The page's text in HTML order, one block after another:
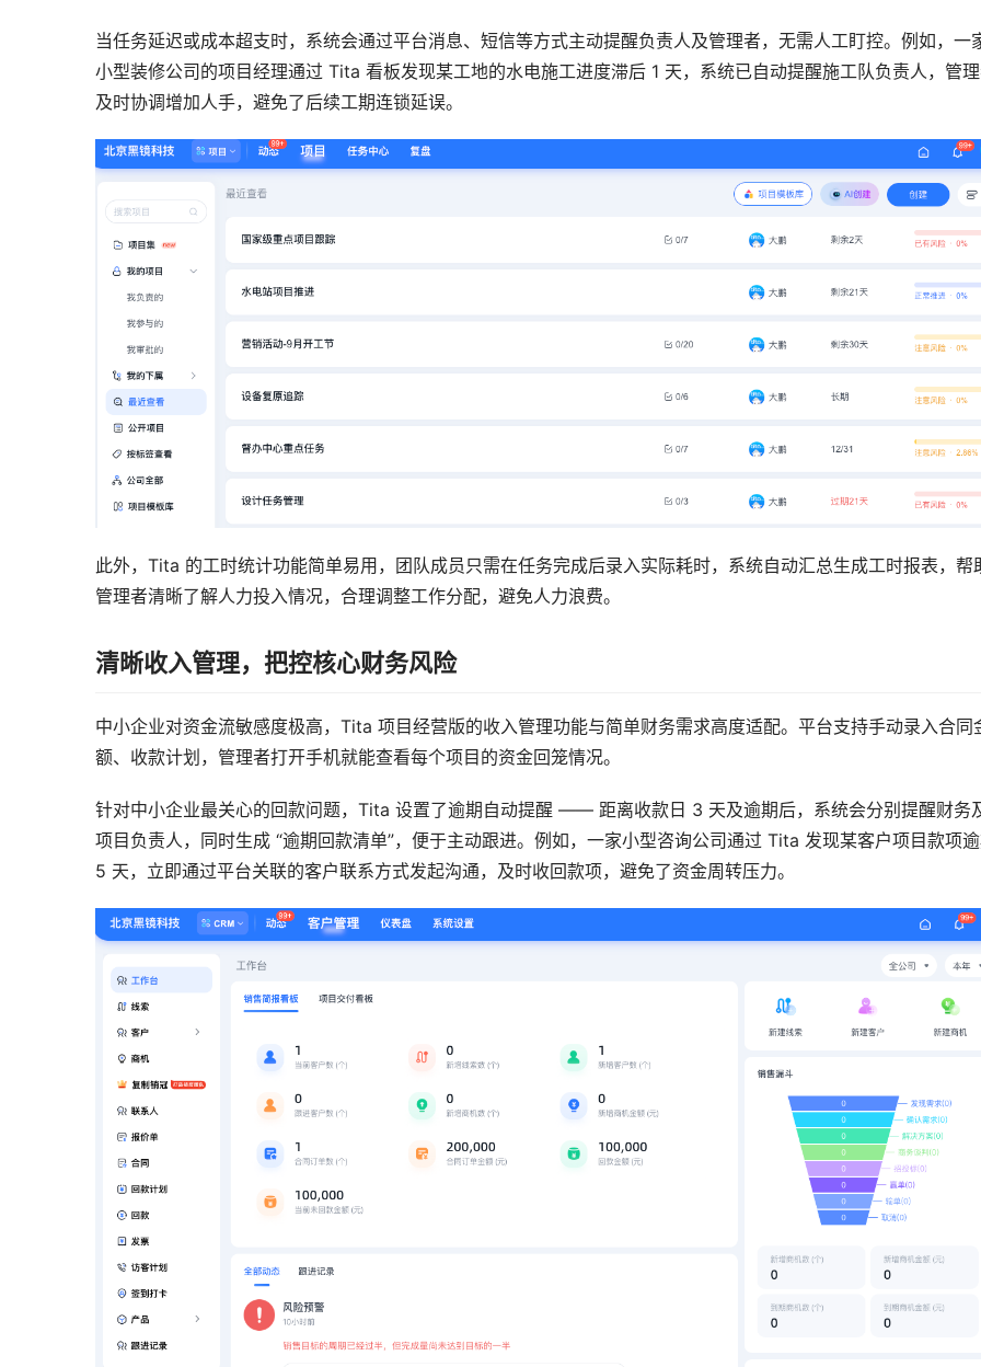
当任务延迟或成本超支时，系统会通过平台消息、短信等方式主动提醒负责人及管理者，无需人工盯控。例如，一
小型装修公司的项目经理通过 Tita 看板发现某工地的水电施工进度滞后 1 天，系统已自动提醒施工队负责人，管
及时协调增加人手，避免了后续工期连锁延误。
此外，Tita 的工时统计功能简单易用，团队成员只需在任务完成后录入实际耗时，系统自动汇总生成工时报表，帮
管理者清晰了解人力投入情况，合理调整工作分配，避免人力浪费。
清晰收入管理，把控核心财务风险
中小企业对资金流敏感度极高，Tita 项目经营版的收入管理功能与简单财务需求高度适配。平台支持手动录入合同
额、收款计划，管理者打开手机就能查看每个项目的资金回笼情况。
针对中小企业最关心的回款问题，Tita 设置了逾期自动提醒 —— 距离收款日 3 天及逾期后，系统会分别提醒财务
项目负责人，同时生成 “逾期回款清单”，便于主动跟进。例如，一家小型咨询公司通过 Tita 发现某客户项目款项
5 天，立即通过平台关联的客户联系方式发起沟通，及时收回款项，避免了资金周转压力。